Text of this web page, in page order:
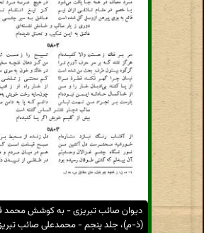
دیوان صائب تبریزی - به کوشش محمد
(ذ-م)، جلد پنجم - محمدعلی صائب